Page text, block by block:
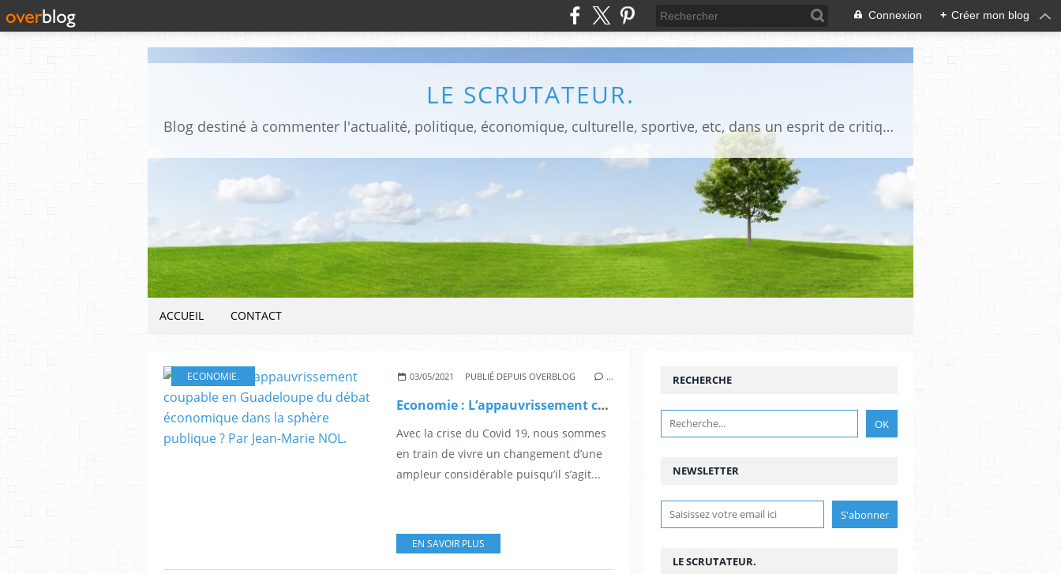
Connexion + Créer mon blog
LE SCRUTATEUR.
Blog destiné à commenter l'actualité, politique, économique, culturelle, sportive, etc, dans un esprit de critique philosophique, d'esprit chrétien et français.La collaboration des lecteurs est souhaitée, de même que la courtoisie, et l'esprit de tolérance.
ACCUEIL CONTACT
ECONOMIE. 03/05/2021 PUBLIÉ DEPUIS OVERBLOG …
Economie : L’appauvrissement coupable en Guadeloupe du débat économique dans la sphère publique ? Par Jean-Marie NOL.
Avec la crise du Covid 19, nous sommes
en train de vivre un changement d’une
ampleur considérable puisqu’il s’agit...
EN SAVOIR PLUS
NEWSLETTER
RECHERCHE
LE SCRUTATEUR.